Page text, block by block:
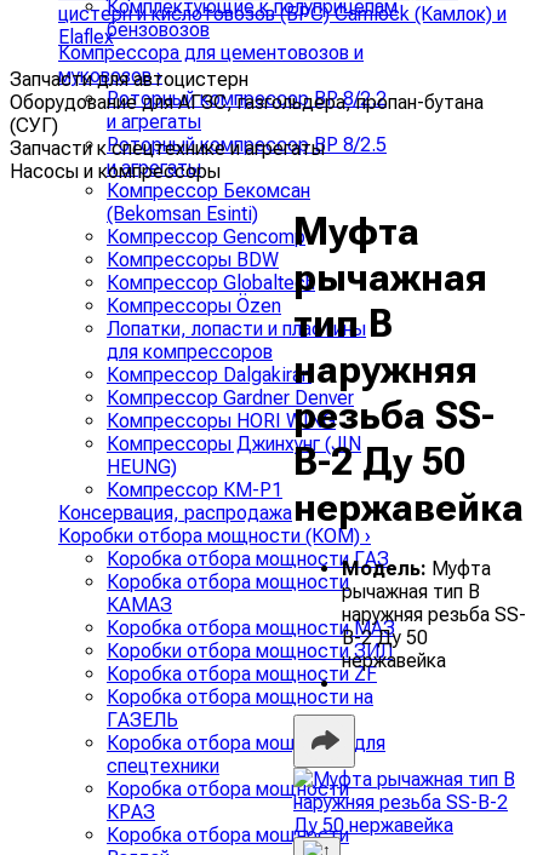
Комплектующие к полуприцепам
бензовозов
Компрессора для цементовозов и
муковозов›
Роторный компрессор ВР 8/2.2
и агрегаты
Роторный компрессор ВР 8/2.5
и агрегаты
Компрессор Бекомсан
(Bekomsan Esinti)
Компрессор Gencomp
Компрессоры BDW
Компрессор Globaltech
Компрессоры Özen
Лопатки, лопасти и пластины
для компрессоров
Компрессор Dalgakiran
Компрессор Gardner Denver
Компрессоры HORI WING
Компрессоры Джинхунг (JIN
HEUNG)
Компрессор КМ-Р1
Консервация, распродажа
Коробки отбора мощности (КОМ) ›
Коробка отбора мощности ГАЗ
Коробка отбора мощности
КАМАЗ
Коробка отбора мощности МАЗ
Коробки отбора мощности ЗИЛ
Коробка отбора мощности ZF
Коробка отбора мощности на
ГАЗЕЛЬ
Коробка отбора мощности для
спецтехники
Коробка отбора мощности
КРАЗ
Коробка отбора мощности
цистерн и кислотовозов (БРС) Camlock (Камлок) и
Elaflex
Запчасти для автоцистерн
Оборудование для АГЗС, газгольдера, пропан-бутана
(СУГ)
Запчасти к спецтехнике и агрегаты
Насосы и компрессоры
Муфта
рычажная
тип В
наружняя
резьба SS-
В-2 Ду 50
нержавейка
Модель: Муфта
рычажная тип В
наружняя резьба SS-
В-2 Ду 50
нержавейка